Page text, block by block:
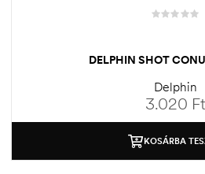
DELPHIN SHOT
Delphin
3.020 Ft
KOSÁRBA